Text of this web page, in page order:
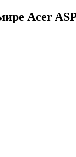
Acer